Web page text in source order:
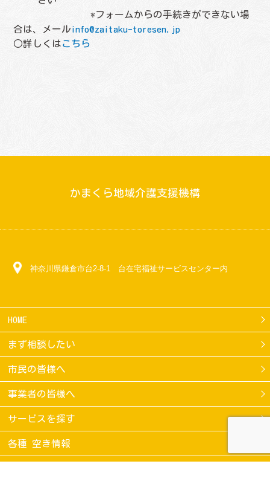
*フォームからの手続きができない場
合は、メールinfo@zaitaku-toresen.jp
○詳しくはこちら
かまくら地域介護支援機構
神奈川県鎌倉市台2-8-1 台在宅福祉サービスセンター内
HOME
まず相談したい
市民の皆様へ
事業者の皆様へ
サービスを探す
各種 空き情報